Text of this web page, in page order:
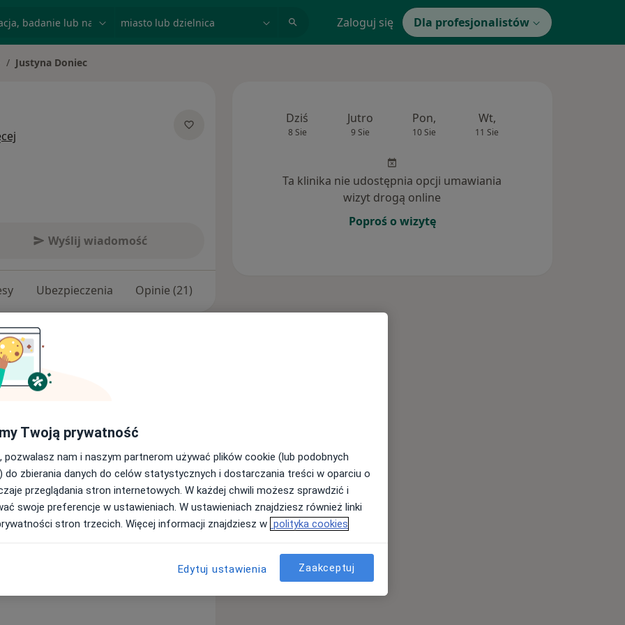
Zaloguj się Dla profesjonalistów
miasto
Justyna Doniec
Wyślij wiadomość
Ubezpieczenia Opinie (21)
w Zabrzu Śląskiego
w 2014 roku, następnie
Centrum Onkologii w Dąbrowie
Centrum Zdrowia Dziecka w
Dziecięcej oraz z Oddziałem
W 2023 roku ukończyłam
kardiologii dziecięcej. W mojej
i leczenie wad wrodzonych serca u
serca u dzieci, jak również
sercowo-naczyniowego.
nad sercem, bólu w klatce
tętniczego u dzieci i młodzieży.
stale pogłębiam
Dziś
8 Sie
Jutro
9 Sie
Pon,
10 Sie
Wt,
11 Sie
Ta klinika nie udostępnia opcji umawiania
wizyt drogą online
Poproś o wizytę
Twoją prywatność
pozwalasz nam i naszym partnerom używać plików cookie (lub podobnych
do zbierania danych do celów statystycznych i dostarczania treści w oparciu o
przeglądania stron internetowych. W każdej chwili możesz sprawdzić i
swoje preferencje w ustawieniach. W ustawieniach znajdziesz również linki
stron trzecich. Więcej informacji znajdziesz w polityka cookies
Edytuj ustawienia Zaakceptuj